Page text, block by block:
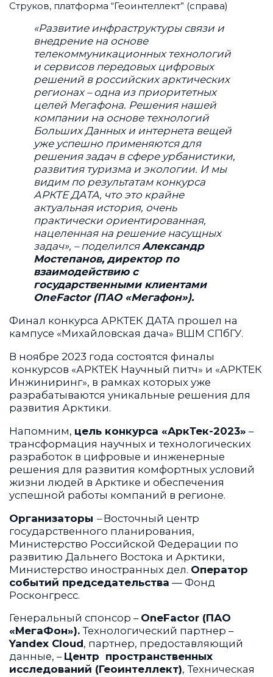
Струков, платформа “Геоинтеллект” (справа)
«Развитие инфраструктуры связи и
внедрение на основе
телекоммуникационных технологий
и сервисов передовых цифровых
решений в российских арктических
регионах – одна из приоритетных
целей Мегафона. Решения нашей
компании на основе технологий
Больших Данных и интернета вещей
уже успешно применяются для
решения задач в сфере урбанистики,
развития туризма и экологии. И мы
видим по результатам конкурса
АРКТЕ ДАТА, что это крайне
актуальная история, очень
практически ориентированная,
нацеленная на решение насущных
задач», – поделилсяАлександр
Мостепанов, директор по
взаимодействию с
государственными клиентами
OneFactor (ПАО «Мегафон»).
Финал конкурса АРКТЕК ДАТА прошел на
кампусе «Михайловская дача» ВШМ СПбГУ.
В ноябре 2023 года состоятся финалы
конкурсов «АРКТЕК Научный питч» и «АРКТЕК
Инжиниринг», в рамках которых уже
разрабатываются уникальные решения для
развития Арктики.
Напомним, цель конкурса «АркТек-2023» –
трансформация научных и технологических
разработок в цифровые и инженерные
решения для развития комфортных условий
жизни людей в Арктике и обеспечения
успешной работы компаний в регионе.
Организаторы –Восточный центр
государственного планирования,
Министерство Российской Федерации по
развитию Дальнего Востока и Арктики,
Министерство иностранных дел. Оператор
событий председательства — Фонд
Росконгресс.
Генеральный спонсор – OneFactor (ПАО
«МегаФон»). Технологический партнер –
Yandex Cloud, партнер, предоставляющий
данные, – Центр пространственных
исследований (Геоинтеллект), Техническая